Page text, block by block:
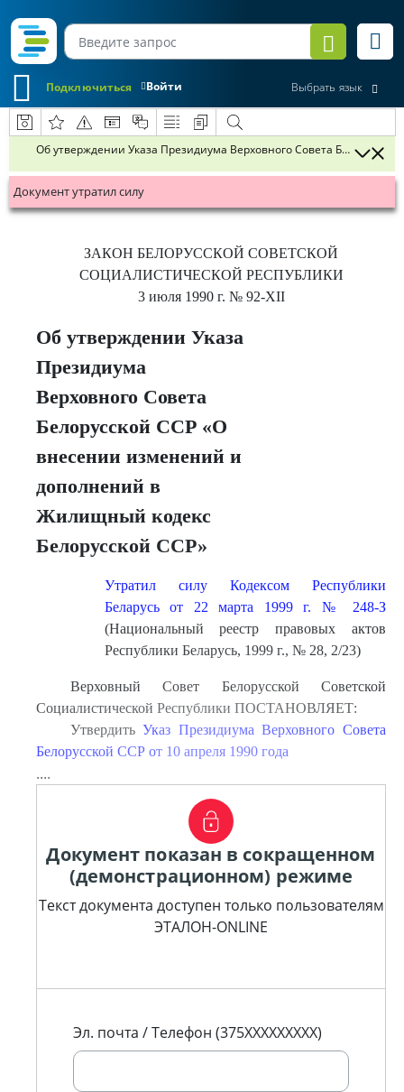
Войти
Подключиться Выбрать язык
Об утверждении Указа Президиума Верховного Совета
Документ утратил силу
ЗАКОН БЕЛОРУССКОЙ СОВЕТСКОЙ
СОЦИАЛИСТИЧЕСКОЙ РЕСПУБЛИКИ
3 июля 1990 г. № 92-XII
Об утверждении Указа
Президиума
Верховного Совета
Белорусской ССР «О
внесении изменений и
дополнений в
Жилищный кодекс
Белорусской ССР»
Утратил силу Кодексом Республики
Беларусь от 22 марта 1999 г. № 248-З
(Национальный реестр правовых актов
Республики Беларусь, 1999 г., № 28, 2/23)
Верховный Совет Белорусской Советской
Социалистической Республики ПОСТАНОВЛЯЕТ:
УтвердитьУказ Президиума Верховного Совета
Белорусской ССР от 10 апреля 1990 года
....
Документ показан в сокращенном
(демонстрационном) режиме
Текст документа доступен только пользователям
ЭТАЛОН-ONLINE
Эл. почта / Телефон (375XXXXXXXXX)